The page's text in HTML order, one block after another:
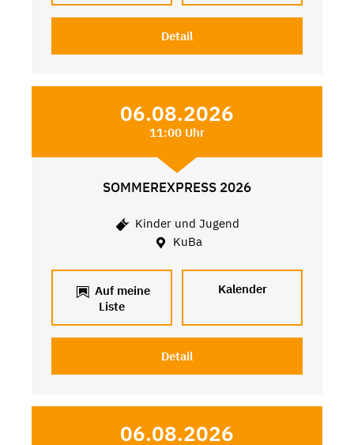
Detail
06.08.2026
11:00 Uhr
SOMMEREXPRESS 2026
Kinder und Jugend
KuBa
Auf meine
Liste
Kalender
Detail
06.08.2026